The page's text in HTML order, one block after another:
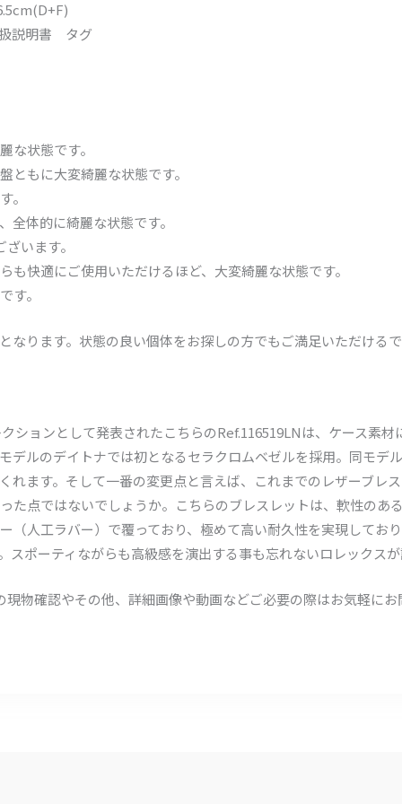
説明書 タグ
な状態です。
ともに大変綺麗な状態です。
。
全体的に綺麗な状態です。
います。
も快適にご使用いただけるほど、大変綺麗な状態です。
す。
なります。状態の良い個体をお探しの方でもご満足いただける
ションとして発表されたこちらのRef.116519LNは、ケース素
デルのデイトナでは初となるセラクロムベゼルを採用。同モデ
れます。そして一番の変更点と言えば、これまでのレザーブレ
た点ではないでしょうか。こちらのブレスレットは、軟性のあ
（人工ラバー）で覆っており、極めて高い耐久性を実現してお
スポーティながらも高級感を演出する事も忘れないロレックス
物確認やその他、詳細画像や動画などご必要の際はお気軽に